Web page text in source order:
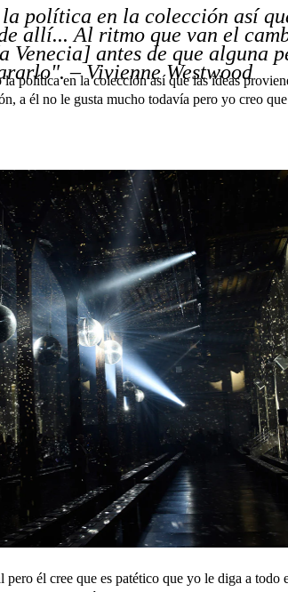
la política en la colección así
allí... Al ritmo que van el
antes de que alguna
– Vivienne Westwood
política en la colección así que las ideas
a él no le gusta mucho todavía pero yo creo
pero él cree que es patético que yo le diga a todo